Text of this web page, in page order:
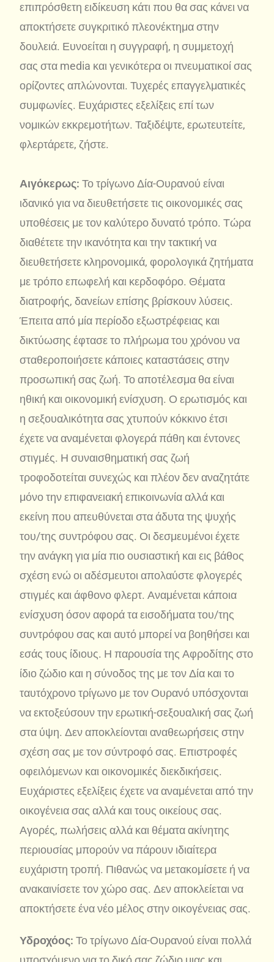
επιπρόσθετη ειδίκευση κάτι που θα σας κάνει να
αποκτήσετε συγκριτικό πλεονέκτημα στην
δουλειά. Ευνοείται η συγγραφή, η συμμετοχή
σας στα media και γενικότερα οι πνευματικοί σας
ορίζοντες απλώνονται. Τυχερές επαγγελματικές
συμφωνίες. Ευχάριστες εξελίξεις επί των
νομικών εκκρεμοτήτων. Ταξιδέψτε, ερωτευτείτε,
φλερτάρετε, ζήστε.
Αιγόκερως:Το τρίγωνο Δία-Ουρανού είναι
ιδανικό για να διευθετήσετε τις οικονομικές σας
υποθέσεις με τον καλύτερο δυνατό τρόπο. Τώρα
διαθέτετε την ικανότητα και την τακτική να
διευθετήσετε κληρονομικά, φορολογικά ζητήματα
με τρόπο επωφελή και κερδοφόρο. Θέματα
διατροφής, δανείων επίσης βρίσκουν λύσεις.
Έπειτα από μία περίοδο εξωστρέφειας και
δικτύωσης έφτασε το πλήρωμα του χρόνου να
σταθεροποιήσετε κάποιες καταστάσεις στην
προσωπική σας ζωή. Το αποτέλεσμα θα είναι
ηθική και οικονομική ενίσχυση. Ο ερωτισμός και
η σεξουαλικότητα σας χτυπούν κόκκινο έτσι
έχετε να αναμένεται φλογερά πάθη και έντονες
στιγμές. Η συναισθηματική σας ζωή
τροφοδοτείται συνεχώς και πλέον δεν αναζητάτε
μόνο την επιφανειακή επικοινωνία αλλά και
εκείνη που απευθύνεται στα άδυτα της ψυχής
του/της συντρόφου σας. Οι δεσμευμένοι έχετε
την ανάγκη για μία πιο ουσιαστική και εις βάθος
σχέση ενώ οι αδέσμευτοι απολαύστε φλογερές
στιγμές και άφθονο φλερτ. Αναμένεται κάποια
ενίσχυση όσον αφορά τα εισοδήματα του/της
συντρόφου σας και αυτό μπορεί να βοηθήσει και
εσάς τους ίδιους. Η παρουσία της Αφροδίτης στο
ίδιο ζώδιο και η σύνοδος της με τον Δία και το
ταυτόχρονο τρίγωνο με τον Ουρανό υπόσχονται
να εκτοξεύσουν την ερωτική-σεξουαλική σας ζωή
στα ύψη. Δεν αποκλείονται αναθεωρήσεις στην
σχέση σας με τον σύντροφό σας. Επιστροφές
οφειλόμενων και οικονομικές διεκδικήσεις.
Ευχάριστες εξελίξεις έχετε να αναμένεται από την
οικογένεια σας αλλά και τους οικείους σας.
Αγορές, πωλήσεις αλλά και θέματα ακίνητης
περιουσίας μπορούν να πάρουν ιδιαίτερα
ευχάριστη τροπή. Πιθανώς να μετακομίσετε ή να
ανακαινίσετε τον χώρο σας. Δεν αποκλείεται να
αποκτήσετε ένα νέο μέλος στην οικογένειας σας.
Υδροχόος:Το τρίγωνο Δία-Ουρανού είναι πολλά